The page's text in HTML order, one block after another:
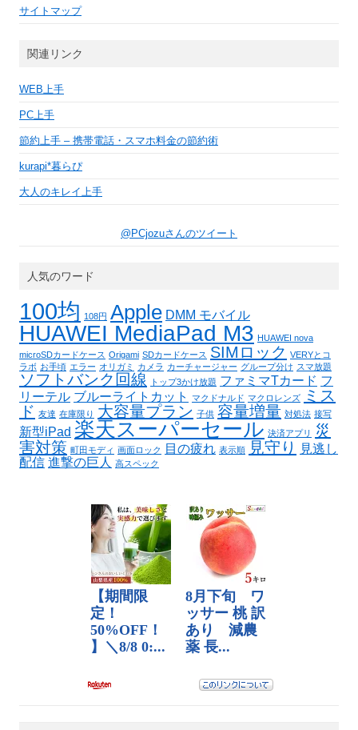
サイトマップ
関連リンク
WEB上手
PC上手
節約上手 – 携帯電話・スマホ料金の節約術
kurapi*暮らぴ
大人のキレイ上手
@PCjozuさんのツイート
人気のワード
100均 108円 Apple DMM モバイル
HUAWEI MediaPad M3 HUAWEI nova
microSDカードケース Origami SDカードケース SIMロック VERYとコ
ラボ お手頃 エラー オリガミ カメラ カーチャージャー グループ分け スマ放題
ソフトバンク回線 トップ3かけ放題 ファミマTカード フ
リーテル ブルーライトカット マクドナルド マクロレンズ
ミス
ド 友達 在庫限り 大容量プラン 子供 容量増量 対処法 接写
新型iPad 楽天スーパーセール 決済アプリ
災
害対策 町田モディ 画面ロック 目の疲れ 表示順 見守り
見逃し
配信 進撃の巨人 高スペック